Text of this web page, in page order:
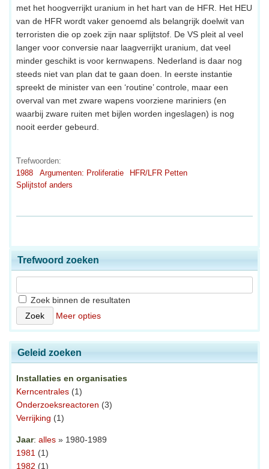
met het hoogverrijkt uranium in het hart van de HFR. Het HEU
van de HFR wordt vaker genoemd als belangrijk doelwit van
terroristen die op zoek zijn naar splijtstof. De VS pleit al veel
langer voor conversie naar laagverrijkt uranium, dat veel
minder geschikt is voor kernwapens. Nederland is daar nog
steeds niet van plan dat te gaan doen. In eerste instantie
spreekt de minister van een ‘routine’ controle, maar een
overval van met zware wapens voorziene mariniers (en
waarbij zware ruiten met bijlen worden ingeslagen) is nog
nooit eerder gebeurd.
Trefwoorden:
1988
Argumenten: Proliferatie
HFR/LFR Petten
Splijtstof anders
Trefwoord zoeken
Zoek binnen de resultaten
Meer opties
Geleid zoeken
Installaties en organisaties
Kerncentrales (1)
Onderzoeksreactoren (3)
Verrijking (1)
Jaar: alles » 1980-1989
1981 (1)
1982 (1)